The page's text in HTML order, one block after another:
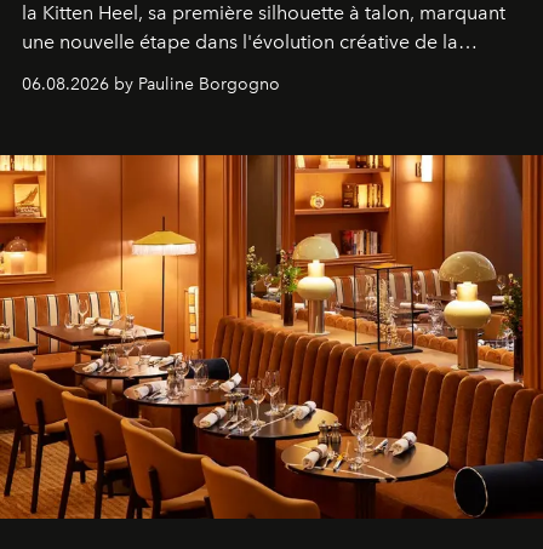
la Kitten Heel, sa première silhouette à talon, marquant
une nouvelle étape dans l'évolution créative de la
06.08.2026 by Pauline Borgogno